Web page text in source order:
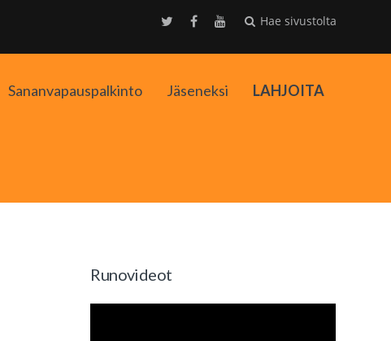
Hae sivustolta
Sananvapauspalkinto Jäseneksi LAHJOITA
Runovideot